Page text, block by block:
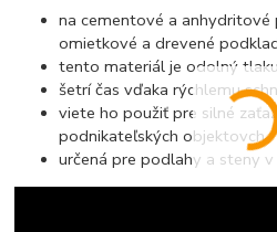
na cementové a
omietkové a drevené
tento materiál je odolný
šetrí čas vďaka rýchlemu
viete ho použiť pre silné
podnikateľských objektovch
určená pre podlahy a steny